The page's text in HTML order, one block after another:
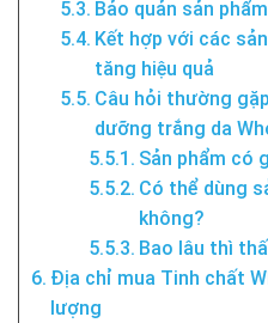
Bảo quản sản
Kết hợp với các
tăng hiệu quả
Câu hỏi thường
dưỡng trắng da
Sản phẩm có
Có thể dùng
không?
Bao lâu thì
Địa chỉ mua Tinh chất
lượng